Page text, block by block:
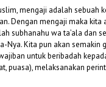
mengaji adalah sebuah
Dengan mengaji maka kita
subhanahu wa ta’ala dan
Nya. Kita pun akan semakin
untuk beribadah
puasa), melaksanakan